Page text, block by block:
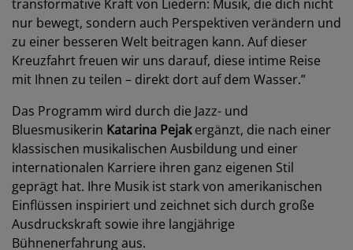
transformative Kraft von Liedern: Musik, die dich nicht
nur bewegt, sondern auch Perspektiven verändern und
zu einer besseren Welt beitragen kann. Auf dieser
Kreuzfahrt freuen wir uns darauf, diese intime Reise
mit Ihnen zu teilen – direkt dort auf dem Wasser.”
Das Programm wird durch die Jazz- und
Bluesmusikerin Katarina Pejakergänzt, die nach einer
klassischen musikalischen Ausbildung und einer
internationalen Karriere ihren ganz eigenen Stil
geprägt hat. Ihre Musik ist stark von amerikanischen
Einflüssen inspiriert und zeichnet sich durch große
Ausdruckskraft sowie ihre langjährige
Bühnenerfahrung aus.